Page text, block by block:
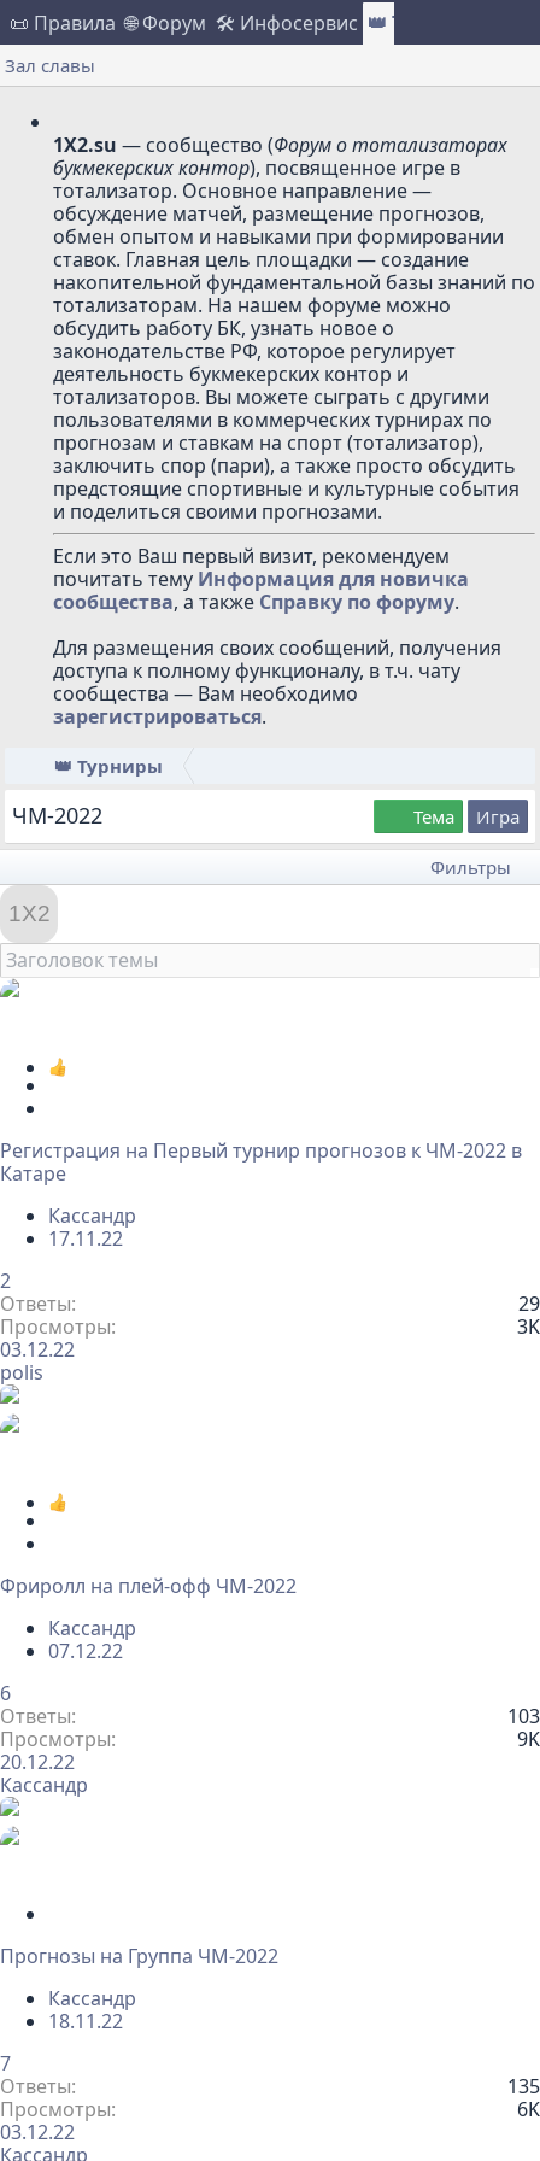
📜 Правила 🌐 Форум 🛠 Инфосервис 👑 Турниры
Зал славы
1X2.su — сообщество (Форум о тотализаторах
букмекерских контор), посвященное игре в
тотализатор. Основное направление —
обсуждение матчей, размещение прогнозов,
обмен опытом и навыками при формировании
ставок. Главная цель площадки — создание
накопительной фундаментальной базы знаний по
тотализаторам. На нашем форуме можно
обсудить работу БК, узнать новое о
законодательстве РФ, которое регулирует
деятельность букмекерских контор и
тотализаторов. Вы можете сыграть с другими
пользователями в коммерческих турнирах по
прогнозам и ставкам на спорт (тотализатор),
заключить спор (пари), а также просто обсудить
предстоящие спортивные и культурные события
и поделиться своими прогнозами.
Если это Ваш первый визит, рекомендуем
почитать тему Информация для новичка
сообщества, а также Cправку по форуму.
Для размещения своих сообщений, получения
доступа к полному функционалу, в т.ч. чату
сообщества — Вам необходимо
зарегистрироваться.
👑 Турниры
ЧМ-2022 Тема Игра
Фильтры
З
р
ы
а
к
р
п
л
о
Регистрация на Первый турнир прогнозов к ЧМ-2022 в
Катаре
Кассандр
17.11.22
2
Ответы
29
Просмотры
3K
03.12.22
polis
З
р
т
а
р
с
Фриролл на плей-офф ЧМ-2022
Кассандр
07.12.22
6
Ответы
103
Просмотры
9K
20.12.22
Кассандр
к
ы
т
Прогнозы на Группа ЧМ-2022
Кассандр
18.11.22
7
Ответы
135
Просмотры
6K
03.12.22
Кассандр